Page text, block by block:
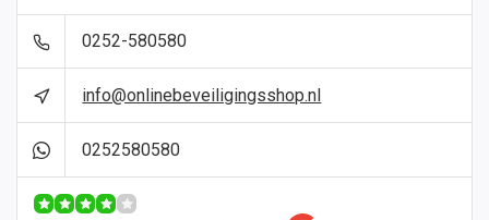
0252-580580
info@onlinebeveiligingsshop.nl
0252580580